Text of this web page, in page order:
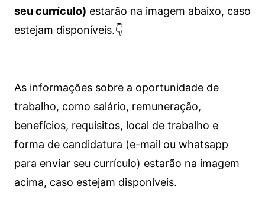
seu currículo) estarão na imagem abaixo, caso
estejam disponíveis.👇
As informações sobre a oportunidade de
trabalho, como salário, remuneração,
benefícios, requisitos, local de trabalho e
forma de candidatura (e-mail ou whatsapp
para enviar seu currículo) estarão na imagem
acima, caso estejam disponíveis.